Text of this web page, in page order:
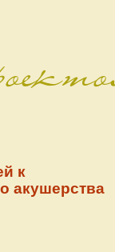
к
акушерства